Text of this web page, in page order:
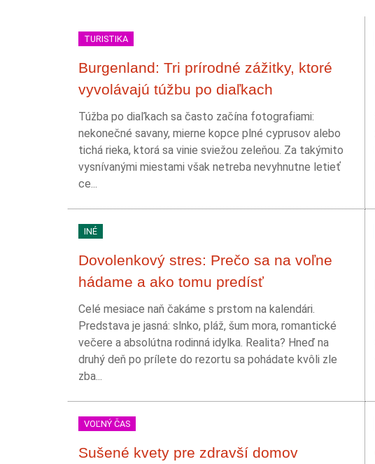
TURISTIKA
Burgenland: Tri prírodné zážitky, ktoré
vyvolávajú túžbu po diaľkach
Túžba po diaľkach sa často začína fotografiami:
nekonečné savany, mierne kopce plné cyprusov alebo
tichá rieka, ktorá sa vinie sviežou zeleňou. Za takýmito
vysnívanými miestami však netreba nevyhnutne letieť
ce...
INÉ
Dovolenkový stres: Prečo sa na voľne
hádame a ako tomu predísť
Celé mesiace naň čakáme s prstom na kalendári.
Predstava je jasná: slnko, pláž, šum mora, romantické
večere a absolútna rodinná idylka. Realita? Hneď na
druhý deň po prílete do rezortu sa pohádate kvôli zle
zba...
VOĽNÝ ČAS
Sušené kvety pre zdravší domov